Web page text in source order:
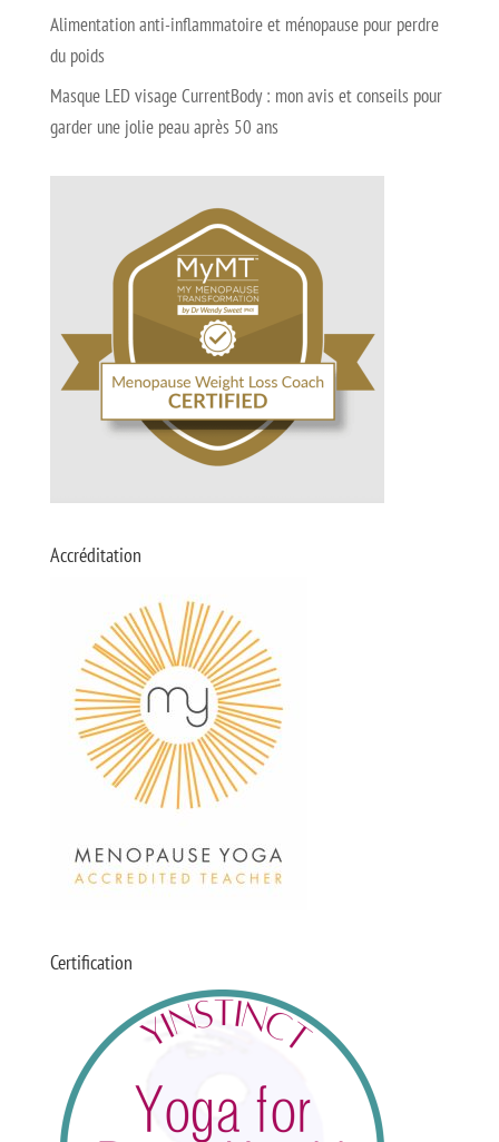
Alimentation anti-inflammatoire et ménopause pour perdre
du poids
Masque LED visage CurrentBody : mon avis et conseils pour
garder une jolie peau après 50 ans
Accréditation
Certification